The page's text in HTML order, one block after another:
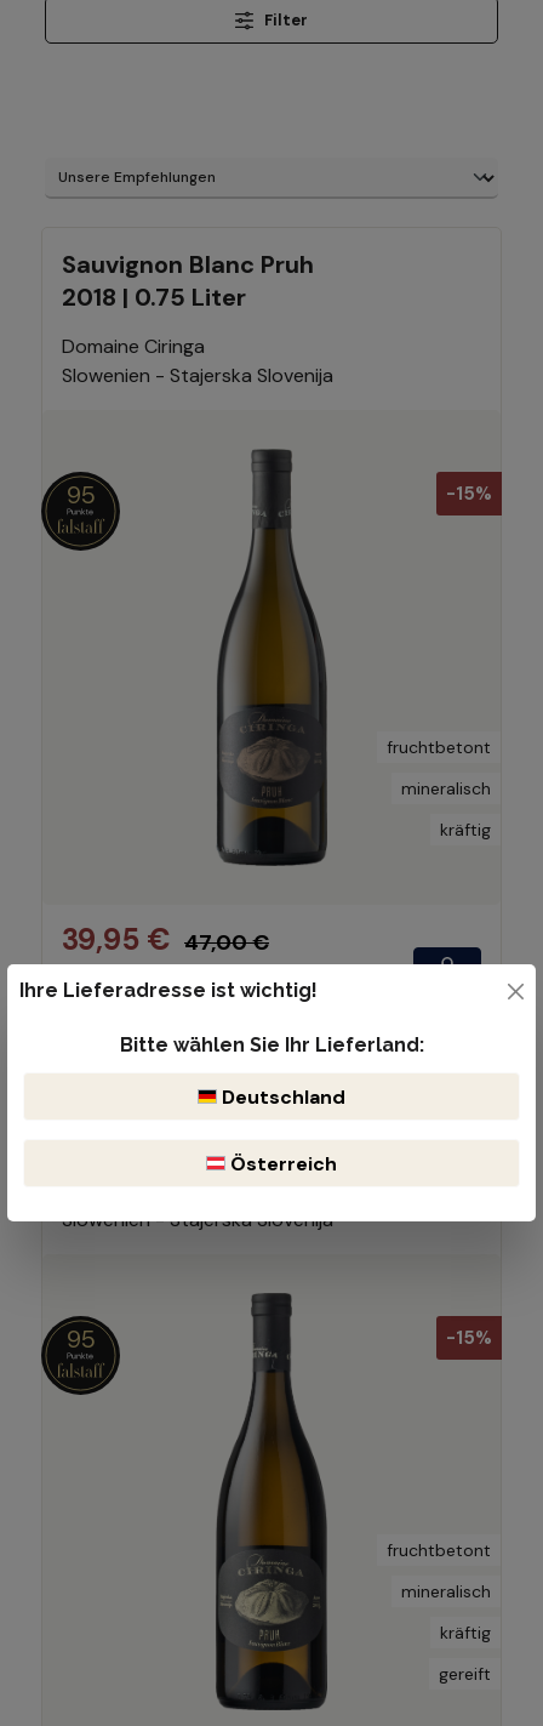
Filter
Sauvignon Blanc Pruh
2018 | 0.75 Liter
Domaine Ciringa
Slowenien - Stajerska Slovenija
-15%
95
fruchtbetont
mineralisch
kräftig
39,95 € 47,00 €
(15% gespart)
Sauvignon Blanc Pruh
2015 | 0.75 Liter
Domaine Ciringa
Slowenien - Stajerska Slovenija
-15%
95
fruchtbetont
mineralisch
kräftig
gereift
Ihre Lieferadresse ist wichtig!
Bitte wählen Sie Ihr Lieferland:
Deutschland
Österreich